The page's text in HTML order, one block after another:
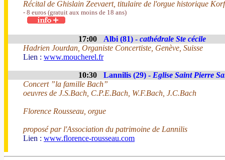
Récital de Ghislain Zeevaert, titulaire de l'orgue historique
- 8 euros (gratuit aux moins de 18 ans)
17:00 Albi (81) - cathédrale Ste cécile
Hadrien Jourdan, Organiste Concertiste, Genève, Suisse
Lien : www.moucherel.fr
10:30 Lannilis (29) - Eglise Saint Pierre
Concert ”la famille Bach”
oeuvres de J.S.Bach, C.P.E.Bach, W.F.Bach, J.C.Bach
Florence Rousseau, orgue
proposé par l'Association du patrimoine de Lannilis
Lien : www.florence-rousseau.com